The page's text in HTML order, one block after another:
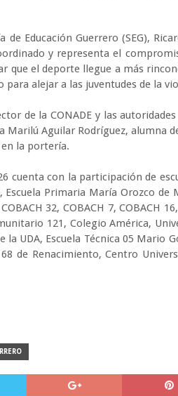
Educación Guerrero (SEG),
y representa el
que el deporte llegue a más
alejar a las juventudes de la
de la CONADE y las
Marilú Aguilar Rodríguez, alumna
la portería.
cuenta con la participación de
Primaria María Orozco de
32, COBACH 7, COBACH
121, Colegio América,
la UDA, Escuela Técnica 05 Mario
de Renacimiento, Centro